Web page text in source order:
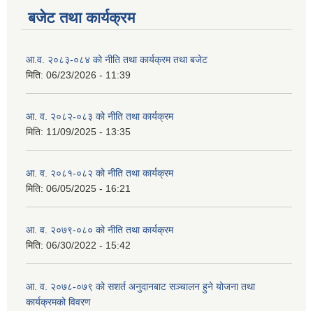
बजेट तथा कार्यक्रम
आ.व. २०८३-०८४ को नीति तथा कार्यक्रम तथा बजेट
मिति: 06/23/2026 - 11:39
आ. व. २०८२-०८३ को नीति तथा कार्यक्रम
मिति: 11/09/2025 - 13:35
आ. व. २०८१-०८२ को नीति तथा कार्यक्रम
मिति: 06/05/2025 - 16:21
आ. व. २०७९-०८० को नीति तथा कार्यक्रम
मिति: 06/30/2022 - 15:42
आ. व. २०७८-०७९ को सशर्त अनुदानबाट सञ्चालन हुने योजना तथा
कार्यक्रमको विवरण